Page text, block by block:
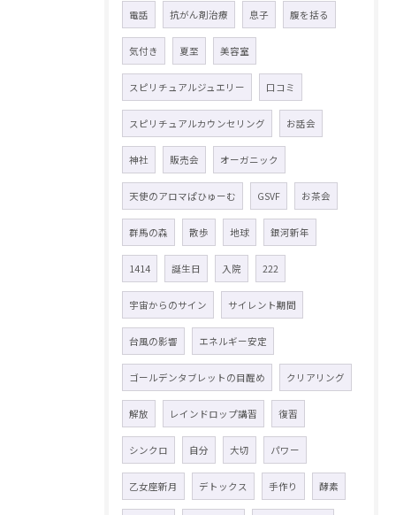
電話 抗がん剤治療 息子 腹を括る
気付き 夏至 美容室
スピリチュアルジュエリー 口コミ
スピリチュアルカウンセリング お話会
神社 販売会 オーガニック
天使のアロマぱひゅーむ GSVF お茶会
群馬の森 散歩 地球 銀河新年
1414 誕生日 入院 222
宇宙からのサイン サイレント期間
台風の影響 エネルギー安定
ゴールデンタブレットの目醒め クリアリング
解放 レインドロップ講習 復習
シンクロ 自分 大切 パワー
乙女座新月 デトックス 手作り 酵素